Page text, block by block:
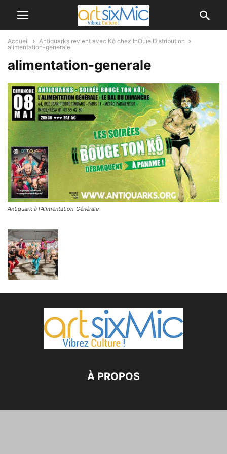
Accueil
Antiquarks revient avec Kô chez InOuïe Distribution
alimentation-generale
alimentation-generale
Antiquark à l’Alimentation-Générale
À PROPOS